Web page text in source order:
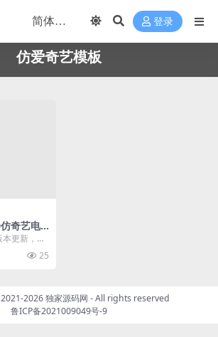
登录
仿爱奇艺模板
奇艺电
新苹果
更新，根
失效功
25
2026独家源码网 - All rights reserved
鲁ICP备2021009049号-9